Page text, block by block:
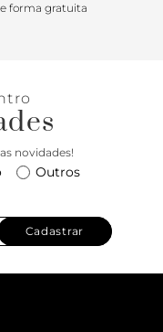
forma gratuita
novidades!
Outros
Cadastrar